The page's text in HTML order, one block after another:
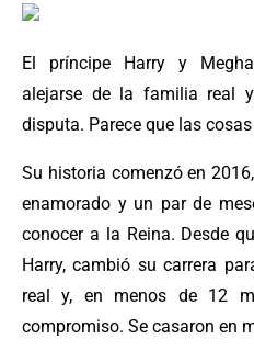
El príncipe Harry y
alejarse de la familia real
disputa. Parece que las
Su historia comenzó en
enamorado y un par de
conocer a la Reina. Desde
Harry, cambió su carrera
real y, en menos de 12
compromiso. Se casaron en